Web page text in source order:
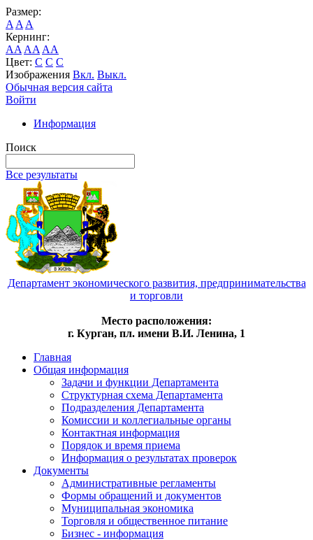
Размер:
A A A
Кернинг:
AA AA AA
Цвет: C C C
Изображения Вкл. Выкл.
Обычная версия сайта
Войти
Информация
Поиск
Все результаты
Департамент экономического развития, предпринимательства
и торговли
Место расположения:
г. Курган, пл. имени В.И. Ленина, 1
Главная
Общая информация
Задачи и функции Департамента
Структурная схема Департамента
Подразделения Департамента
Комиссии и коллегиальные органы
Контактная информация
Порядок и время приема
Информация о результатах проверок
Документы
Административные регламенты
Формы обращений и документов
Муниципальная экономика
Торговля и общественное питание
Бизнес - информация